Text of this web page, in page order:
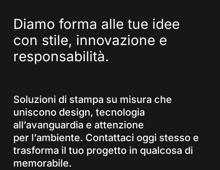
Diamo forma alle tue idee
con stile, innovazione e
responsabilità.
Soluzioni di stampa su misura che
uniscono design, tecnologia
all’avanguardia e attenzione
per l’ambiente. Contattaci oggi stesso e
trasforma il tuo progetto in qualcosa di
memorabile.